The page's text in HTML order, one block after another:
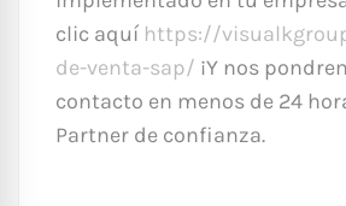
clic aquí https://
de-venta-sap/ ¡Y nos
contacto en menos de 24
Partner de confianza.